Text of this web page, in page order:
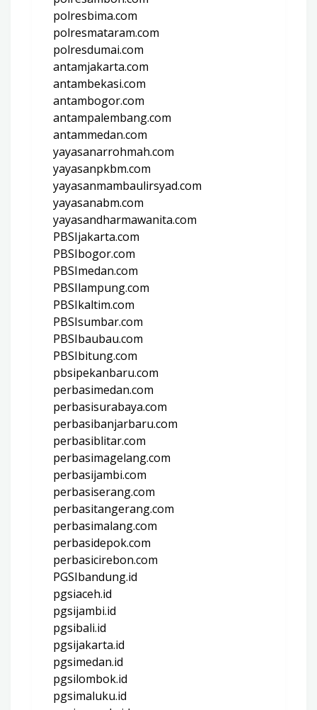
polresbima.com
polresmataram.com
polresdumai.com
antamjakarta.com
antambekasi.com
antambogor.com
antampalembang.com
antammedan.com
yayasanarrohmah.com
yayasanpkbm.com
yayasanmambaulirsyad.com
yayasanabm.com
yayasandharmawanita.com
PBSIjakarta.com
PBSIbogor.com
PBSImedan.com
PBSIlampung.com
PBSIkaltim.com
PBSIsumbar.com
PBSIbaubau.com
PBSIbitung.com
pbsipekanbaru.com
perbasimedan.com
perbasisurabaya.com
perbasibanjarbaru.com
perbasiblitar.com
perbasimagelang.com
perbasijambi.com
perbasiserang.com
perbasitangerang.com
perbasimalang.com
perbasidepok.com
perbasicirebon.com
PGSIbandung.id
pgsiaceh.id
pgsijambi.id
pgsibali.id
pgsijakarta.id
pgsimedan.id
pgsilombok.id
pgsimaluku.id